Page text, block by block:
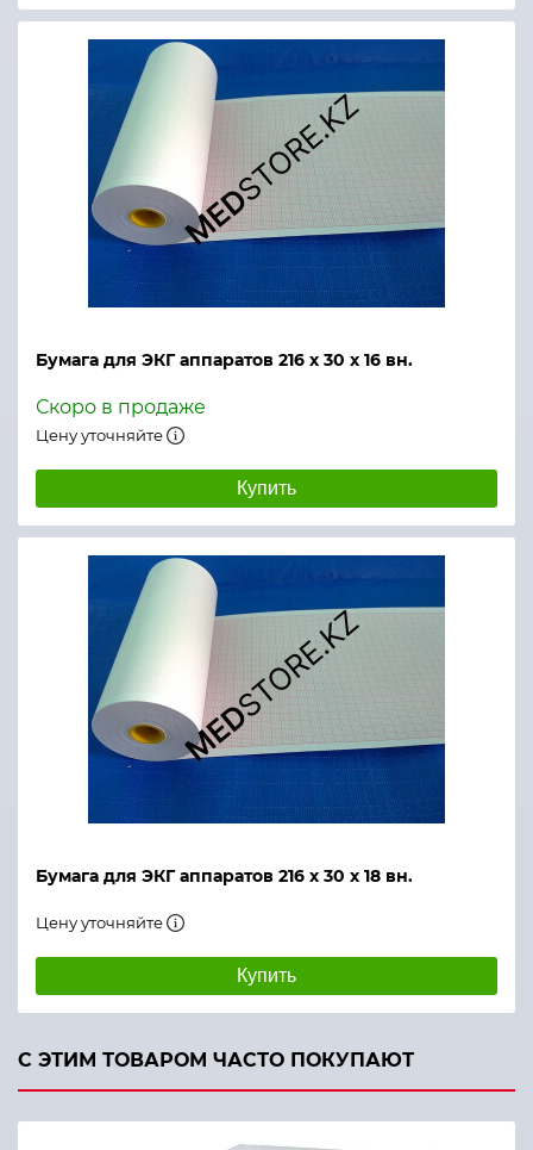
Бумага для ЭКГ аппаратов 216 х 30 х 16 вн.
Скоро в продаже
Цену уточняйте
Купить
Бумага для ЭКГ аппаратов 216 х 30 х 18 вн.
Цену уточняйте
Купить
С ЭТИМ ТОВАРОМ ЧАСТО ПОКУПАЮТ